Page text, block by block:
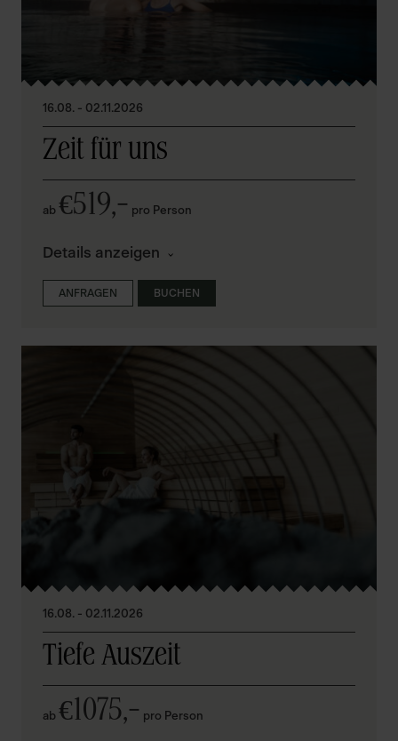
16.08. - 02.11.2026
Zeit für uns
ab €519,– pro Person
Details anzeigen
ANFRAGEN BUCHEN
16.08. - 02.11.2026
Tiefe Auszeit
ab €1075,– pro Person